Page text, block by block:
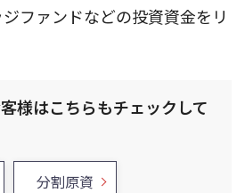
ファンドなどの投資資金をリ
様はこちらもチェックして
分割原資